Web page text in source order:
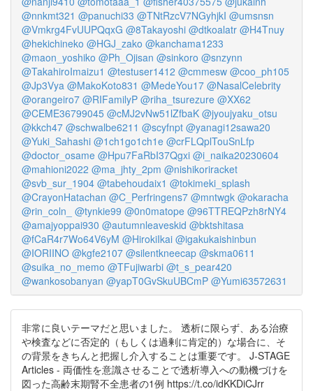
@nnkmt321 @panuchi33 @TNtRzcV7NGyhjkI @umsnsn
@Vmkrg4FvUUPQqxG @8Takayoshi @dtkoalatr @H4Tnuy
@hekichineko @HGJ_zako @kanchama1233
@maon_yoshiko @Ph_Ojisan @sinkoro @snzynn
@TakahiroImaizu1 @testuser1412 @cmmesw @coo_ph105
@Jp3Vya @MakoKoto831 @MedeYou17 @NasalCelebrity
@orangeiro7 @RIFamilyP @riha_tsurezure @XX62
@CEME36799045 @cMJ2vNw51lZfbaK @jyoujyaku_otsu
@kkch47 @schwalbe6211 @scyfnpt @yanagi12sawa20
@Yuki_Sahashi @1ch1go1ch1e @crFLQplTouSnLfp
@doctor_osame @Hpu7FaRbI37Qgxi @i_naika20230604
@mahioni2022 @ma_jhty_2pm @nishikoriracket
@svb_sur_1904 @tabehoudaix1 @tokimeki_splash
@CrayonHatachan @C_Perfringens7 @mntwgk @okaracha
@rin_coln_
@tynkie99 @0n0matope @96TTREQPzh8rNY4
@amajyoppai930 @autumnleaveskid @bktshitasa
@fCaR4r7Wo64V6yM @HirokiIkai @igakukaishinbun
@IORIINO @kgfe2107 @silentkneecap @skma0611
@suika_no_memo @TFujiwarbi @t_s_pear420
@wankosobanyan @yapT0GvSkuUBCmP @Yumi63572631
非常に良いテーマだと思いました。 透析に限らず、ある治療
や検査などに否定的（もしくは過剰に肯定的）な場合に、そ
の背景をきちんと把握し介入することは重要です。 J-STAGE
Articles - 両価性を意識させることで透析導入への動機づけを
図った高齢末期腎不全患者の1例 https://t.co/idKKDiCJrr